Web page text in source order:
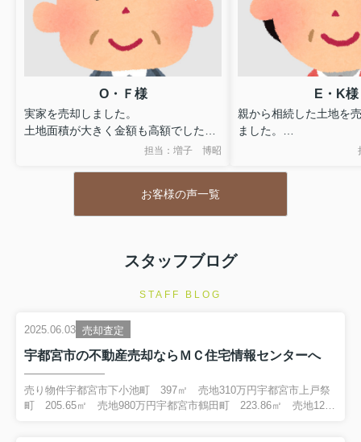
O・Ｆ様
実家を売却しました。
土地面積が大きく金額も高額でした
が、粘り強く対応してもらいました。
結果的には満足しています。
担当：増子 博昭
E・K様
親から相続した土地を
ました。
他の不動産会社に頼ん
ました。
お客様の声一覧
スタッフブログ
STAFF BLOG
2025.06.03 売却査定
宇都宮市の不動産売却ならＭＣ住宅情報センターへ
売り物件宇都宮市下小池町 397㎡ 売地310万円宇都宮市上戸祭
町 205.65㎡ 売地980万円宇都宮市鶴田町 223.86㎡ 売地1200